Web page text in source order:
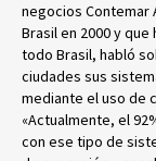
negocios Contemar
Brasil en 2000 y
todo Brasil, habló
ciudades sus
mediante el uso de
«Actualmente, el
con ese tipo de